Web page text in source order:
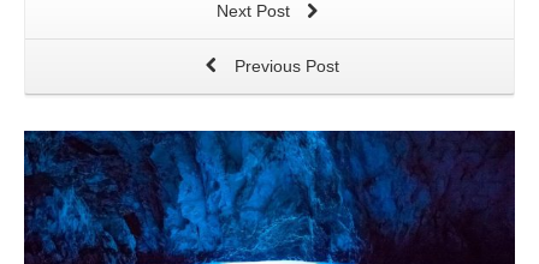
Next Post
Previous Post